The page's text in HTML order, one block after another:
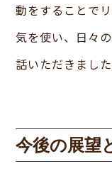
動をすることで
気を使い、日々
話いただきました
今後の展望